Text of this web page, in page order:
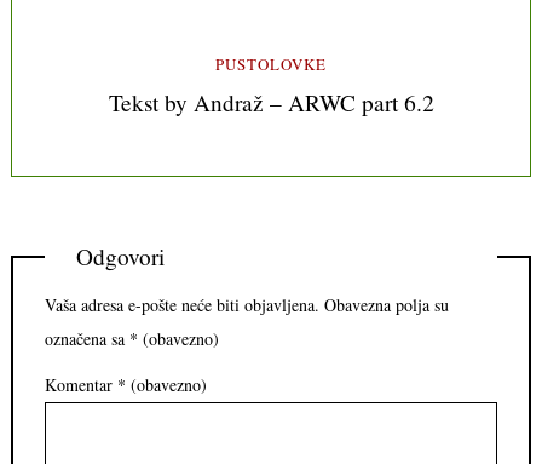
PUSTOLOVKE
Tekst by Andraž – ARWC part 6.2
Odgovori
Vaša adresa e-pošte neće biti objavljena. Obavezna polja su
označena sa * (obavezno)
Komentar * (obavezno)